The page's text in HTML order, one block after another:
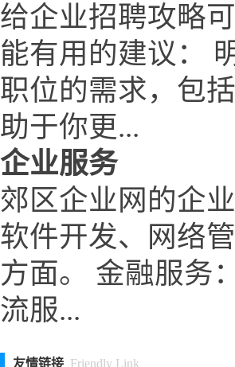
给企业招聘攻略
能有用的建议：
职位的需求，包
助于你更...
企业服务
郊区企业网的企
软件开发、网络
方面。 金融服务
流服...
友情链接 Friendly Link